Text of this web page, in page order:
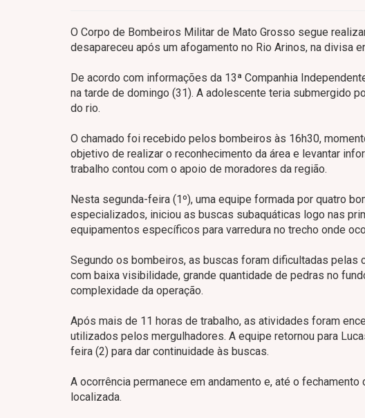
O Corpo de Bombeiros Militar de Mato Grosso segue
desapareceu após um afogamento no Rio Arinos, na divisa
De acordo com informações da 13ª Companhia
na tarde de domingo (31). A adolescente teria submergido
do rio.
O chamado foi recebido pelos bombeiros às 16h30,
objetivo de realizar o reconhecimento da área e levantar
trabalho contou com o apoio de moradores da região.
Nesta segunda-feira (1º), uma equipe formada por quatro
especializados, iniciou as buscas subaquáticas logo nas
equipamentos específicos para varredura no trecho onde
Segundo os bombeiros, as buscas foram dificultadas pelas
com baixa visibilidade, grande quantidade de pedras no
complexidade da operação.
Após mais de 11 horas de trabalho, as atividades foram
utilizados pelos mergulhadores. A equipe retornou para
feira (2) para dar continuidade às buscas.
A ocorrência permanece em andamento e, até o
localizada.